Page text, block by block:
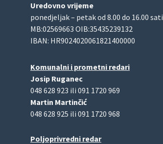
Uredovno vrijeme
ponedjeljak – petak od 8.00 do 16.00 sati
MB:02569663 OIB:35435239132
IBAN: HR9024020061821400000
Komunalni i prometni redari
Josip Ruganec
048 628 923 ili 091 1720 969
Martin Martinčić
048 628 925 ili 091 1720 968
Poljoprivredni redar